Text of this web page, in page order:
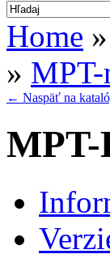
Home »
» MPT-
← Naspäť na
MPT-